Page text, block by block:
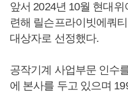
앞서 2024년 10월 현대
련해 릴슨프라이빗에쿼
대상자로 선정했다.
공작기계 사업부문 인수
에 본사를 두고 있으며